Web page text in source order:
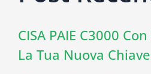
CISA PAIE C3000
La Tua Nuova